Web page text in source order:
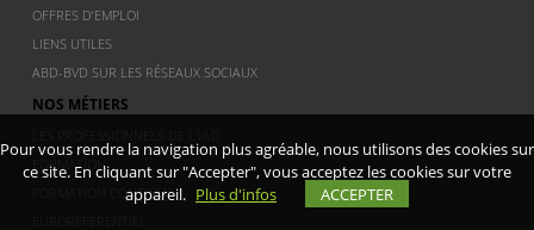
OFFRES D’EMPLOI
LIENS UTILES
ABD-BVD SUR LES RÉSEAUX SOCIAUX
NOS MÉTIERS
FORMATION
FORMATION CONTINUE
Pour vous rendre la navigation plus agréable, nous utilisons des cookies sur
ce site. En cliquant sur "Accepter", vous acceptez les cookies sur votre
appareil. Plus d'infos ACCEPTER